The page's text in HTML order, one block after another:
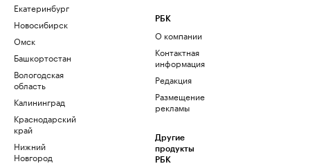
Екатеринбург
Новосибирск
Омск
Башкортостан
Вологодская
область
Калининград
Краснодарский
край
Нижний
Новгород
РБК
О компании
Контактная
информация
Редакция
Размещение
рекламы
Другие
продукты
РБК